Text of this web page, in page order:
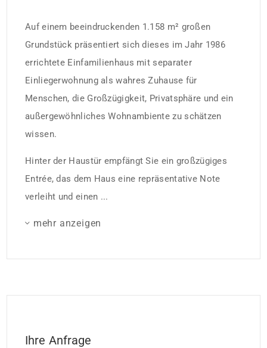
Auf einem beeindruckenden 1.158 m² großen
Grundstück präsentiert sich dieses im Jahr 1986
errichtete Einfamilienhaus mit separater
Einliegerwohnung als wahres Zuhause für
Menschen, die Großzügigkeit, Privatsphäre und ein
außergewöhnliches Wohnambiente zu schätzen
wissen.
Hinter der Haustür empfängt Sie ein großzügiges
Entrée, das dem Haus eine repräsentative Note
verleiht und einen ...
mehr anzeigen
Ihre Anfrage